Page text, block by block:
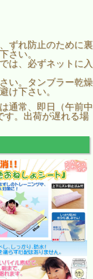
ずれ防止のために裏
さい。
は、必ずネットに入
い。タンブラー乾燥
け下さい。
通常、即日（午前中
す。出荷が遅れる場